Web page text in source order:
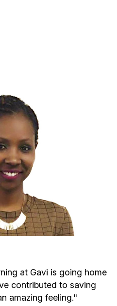
at Gavi is going home
contributed to saving
amazing feeling."